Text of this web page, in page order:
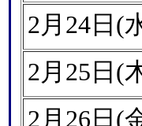
2月24日(
2月25日(
2月26日(